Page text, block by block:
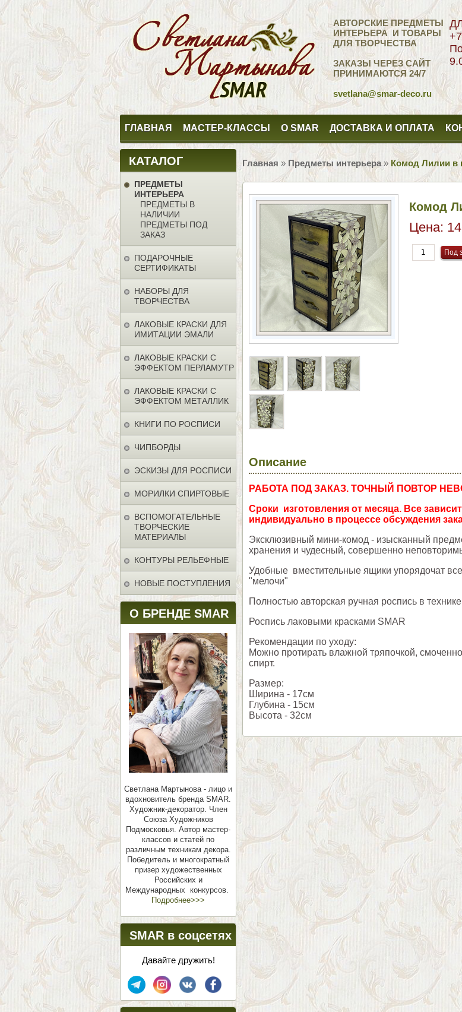
АВТОРСКИЕ ПРЕДМЕТЫ
ИНТЕРЬЕРА И ТОВАРЫ
ДЛЯ ТВОРЧЕСТВА
ЗАКАЗЫ ЧЕРЕЗ САЙТ
ПРИНИМАЮТСЯ 24/7
svetlana@smar-deco.ru
ГЛАВНАЯ МАСТЕР-КЛАССЫ О SMAR ДОСТАВКА И ОПЛАТА
КАТАЛОГ
ПРЕДМЕТЫ
ИНТЕРЬЕРА
ПРЕДМЕТЫ В
НАЛИЧИИ
ПРЕДМЕТЫ ПОД
ЗАКАЗ
ПОДАРОЧНЫЕ
СЕРТИФИКАТЫ
НАБОРЫ ДЛЯ
ТВОРЧЕСТВА
ЛАКОВЫЕ КРАСКИ ДЛЯ
ИМИТАЦИИ ЭМАЛИ
ЛАКОВЫЕ КРАСКИ С
ЭФФЕКТОМ ПЕРЛАМУТР
ЛАКОВЫЕ КРАСКИ С
ЭФФЕКТОМ МЕТАЛЛИК
КНИГИ ПО РОСПИСИ
ЧИПБОРДЫ
ЭСКИЗЫ ДЛЯ РОСПИСИ
МОРИЛКИ СПИРТОВЫЕ
ВСПОМОГАТЕЛЬНЫЕ
ТВОРЧЕСКИЕ
МАТЕРИАЛЫ
КОНТУРЫ РЕЛЬЕФНЫЕ
НОВЫЕ ПОСТУПЛЕНИЯ
О БРЕНДЕ SMAR
Светлана Мартынова - лицо и
вдохновитель бренда SMAR.
Художник-декоратор. Член
Союза Художников
Подмосковья. Автор мастер-
классов и статей по
различным техникам декора.
Победитель и многократный
призер художественных
Российских и
Международных конкурсов.
Подробнее>>>
SMAR в соцсетях
Давайте дружить!
Главная » Предметы интерьера» Комод Лилии в
Комод
Цена:
Описание
РАБОТА ПОД ЗАКАЗ. ТОЧНЫЙ ПОВТОР
Сроки изготовления от месяца. Все
индивидуально в процессе обсуждения
Эксклюзивный мини-комод - изысканный
хранения и чудесный, совершенно
Удобные вместительные ящики упорядочат
"мелочи"
Полностью авторская ручная роспись в
Роспись лаковыми красками SMAR
Рекомендации по уходу:
Можно протирать влажной тряпочкой,
спирт.
Размер:
Ширина - 17см
Глубина - 15см
Высота - 32см